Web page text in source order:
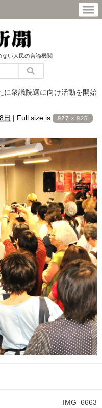
い人民の言論機関
衆議院選に向け活動を開始
日 | Full size is 927 × 925
IMG_6663